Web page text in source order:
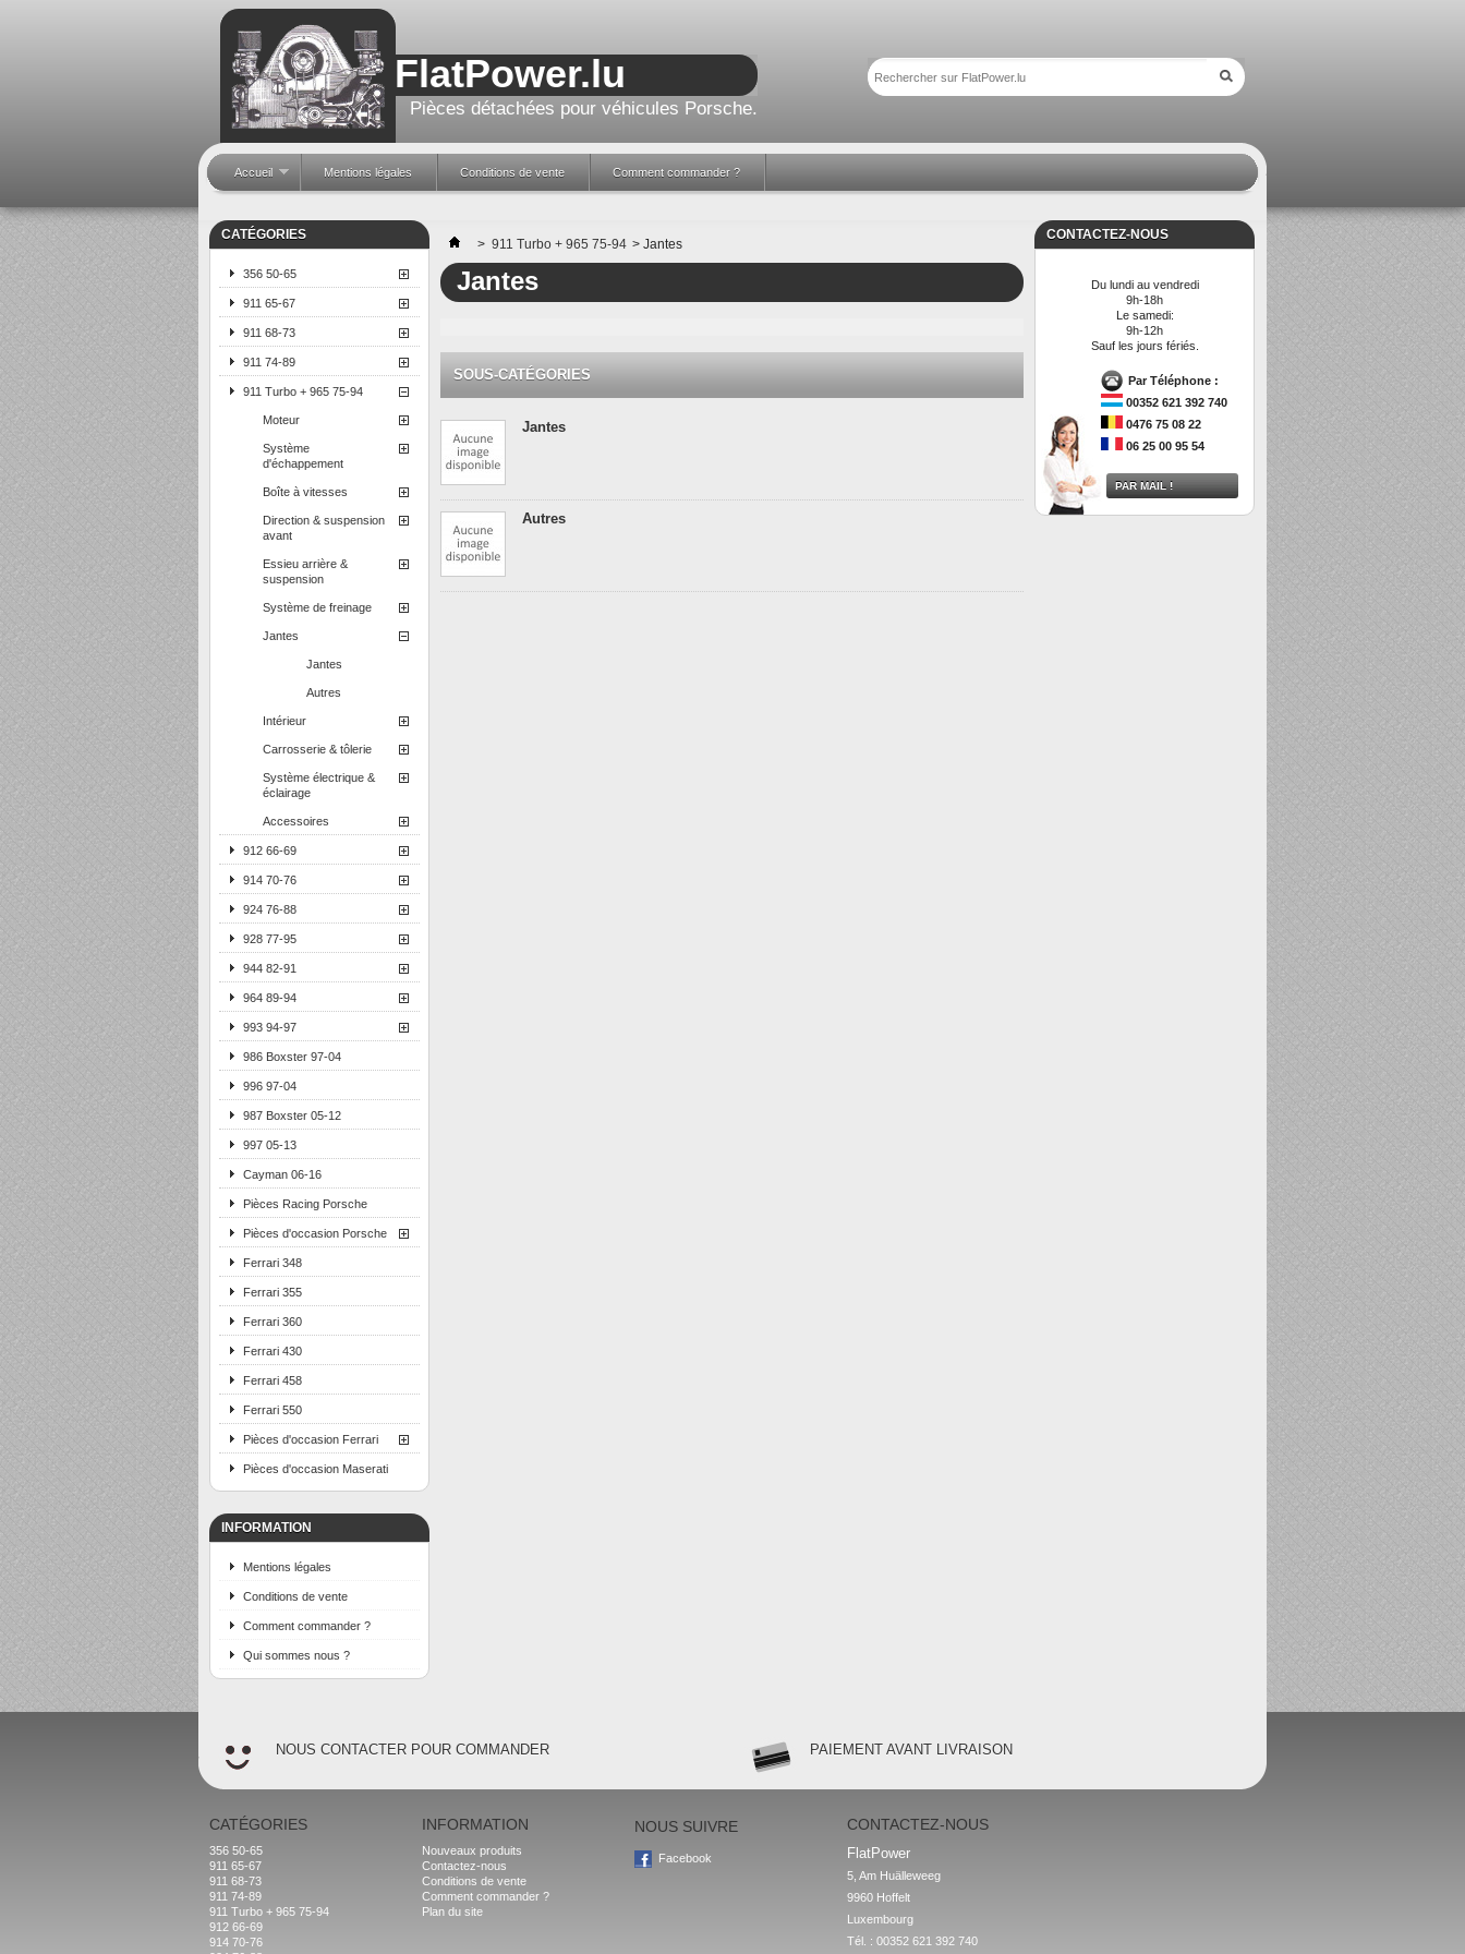
FlatPower.lu
Pièces détachées pour véhicules Porsche.
Accueil Mentions légales Conditions de vente Comment commander ?
CATÉGORIES
356 50-65
911 65-67
911 68-73
911 74-89
911 Turbo + 965 75-94
Moteur
Système
d'échappement
Boîte à vitesses
Direction & suspension
avant
Essieu arrière &
suspension
Système de freinage
Jantes
Jantes
Autres
Intérieur
Carrosserie & tôlerie
Système électrique &
éclairage
Accessoires
912 66-69
914 70-76
924 76-88
928 77-95
944 82-91
964 89-94
993 94-97
986 Boxster 97-04
996 97-04
987 Boxster 05-12
997 05-13
Cayman 06-16
Pièces Racing Porsche
Pièces d'occasion Porsche
Ferrari 348
Ferrari 355
Ferrari 360
Ferrari 430
Ferrari 458
Ferrari 550
Pièces d'occasion Ferrari
Pièces d'occasion Maserati
INFORMATION
Mentions légales
Conditions de vente
Comment commander ?
Qui sommes nous ?
> 911 Turbo + 965 75-94 > Jantes
Jantes
SOUS-CATÉGORIES
Jantes
Autres
CONTACTEZ-NOUS
Du lundi au vendredi
9h-18h
Le samedi:
9h-12h
Sauf les jours fériés.
Par Téléphone :
00352 621 392 740
0476 75 08 22
06 25 00 95 54
PAR MAIL !
NOUS CONTACTER POUR COMMANDER PAIEMENT AVANT LIVRAISON
CATÉGORIES
356 50-65
911 65-67
911 68-73
911 74-89
911 Turbo + 965 75-94
912 66-69
914 70-76
INFORMATION
Nouveaux produits
Contactez-nous
Conditions de vente
Comment commander ?
Plan du site
NOUS SUIVRE
Facebook
CONTACTEZ-NOUS
FlatPower
5, Am Huälleweeg
9960 Hoffelt
Luxembourg
Tél. : 00352 621 392 740